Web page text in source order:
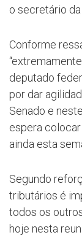
o secretário da
Conforme
deputado
por dar
Senado e
espera
ainda esta
Segundo
tributários é
todos os
hoje nesta